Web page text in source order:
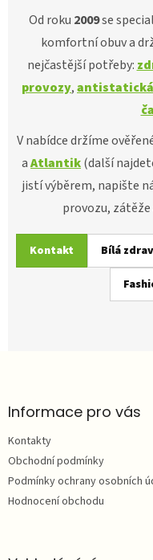
Od roku 2009se
komfortní obuv a
nejčastější potřeby:
provozy,
V nabídce držíme
aAtlantik(další
jistí výběrem, napište
provozu,
Kontakt Bílá
aInformace pro vás
Kontakty
Obchodní podmínky
Podmínky ochrany osobních
Hodnocení obchodu